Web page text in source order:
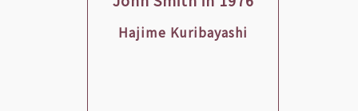
Hajime Kuribayashi